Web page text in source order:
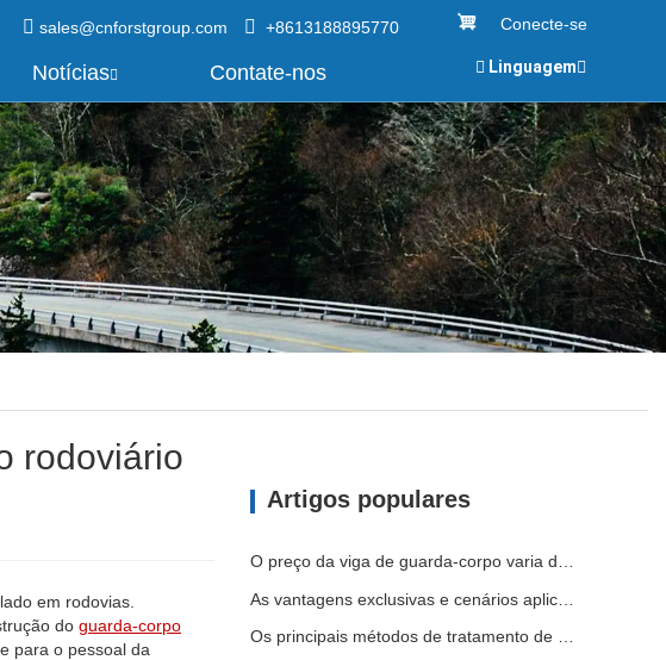
Conecte-se
sales@cnforstgroup.com +8613188895770
Notícias Contate-nos Linguagem
rodoviário
em rodovias.
do guarda-corpo
para o pessoal da
Artigos populares
O preço da viga de guarda-corpo varia devido a vários fatores
As vantagens exclusivas e cenários aplicáveis ​​do guarda-corpo rodoviário